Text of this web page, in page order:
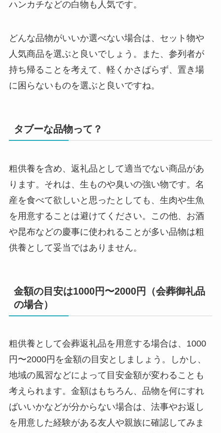
ハンカチなどの白物も人気です。
どんな品物がいいか選べない場合は、セット物や
人気商品を選ぶと良いでしょう。また、参列者が
持ち帰ることを考えて、軽くかさばらず、置き場
に困らないものを選ぶと良いですね。
タブーな品物って？
粗供養を含め、返礼品として適当でない商品があ
ります。それは、生ものや臭いの強い物です。名
産を食べて欲しいと思ったとしても、生肉や生魚
を用意することは避けてください。この他、お酒
や昆布などの慶事に使われることが多い品物は粗
供養として妥当ではありません。
金額の目安は1000円〜2000円（会葬御礼品
の場合）
粗供養として会葬返礼品を用意する場合は、1000
円〜2000円を金額の目安としましょう。しかし、
地域の風習などによって目安金額が変わることも
考えられます。金額はもちろん、品物を何にすれ
ばいいかなどが分からない場合は、法事やお返し
を用意した経験がある友人や親族に確認してみま